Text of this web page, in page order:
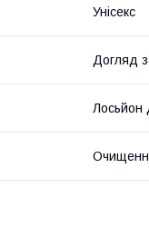
Унісекс
Догляд
Лосьйон